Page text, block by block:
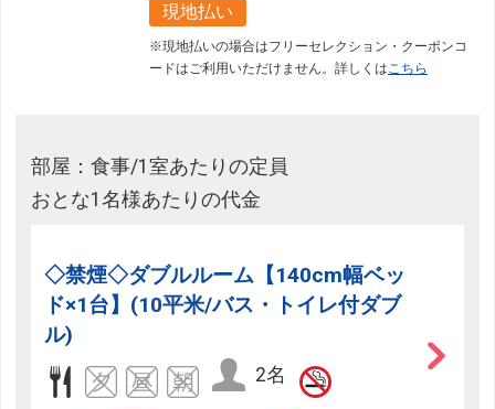
現地払い
※現地払いの場合はフリーセレクション・クーポンコ
ードはご利用いただけません。詳しくはこちら
部屋：食事/1室あたりの定員
おとな1名様あたりの代金
◇禁煙◇ダブルルーム【140cm幅ベッ
ド×1台】(10平米/バス・トイレ付ダブ
ル)
2名